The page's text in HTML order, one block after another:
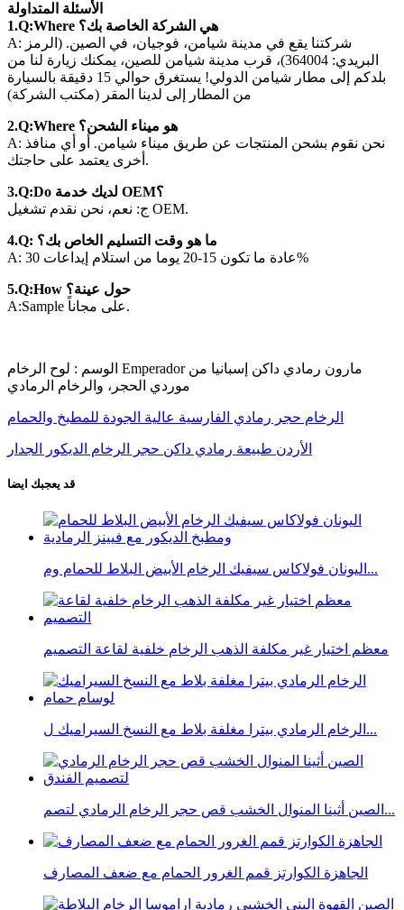
الأسئلة المتداولة
1.Q:Where هي الشركة الخاصة بك؟
A: شركتنا يقع في مدينة شيامن، فوجيان، في الصين. (الرمز
البريدي: 364004)، قرب مدينة شيامن للصين، يمكنك زيارة لنا من
بلدكم إلى مطار شيامن الدولي! يستغرق حوالي 15 دقيقة بالسيارة
من المطار إلى لدينا المقر (مكتب الشركة)
2.Q:Where هو ميناء الشحن؟
A: نحن نقوم بشحن المنتجات عن طريق ميناء شيامن. أو أي منافذ
أخرى يعتمد على حاجتك.
3.Q:Do لديك خدمة OEM؟
ج: نعم، نحن نقدم تشغيل OEM.
4.Q: ما هو وقت التسليم الخاص بك؟
A: عادة ما تكون 15-20 يوما من استلام إيداعات 30%
5.Q:How حول عينة؟
A:Sample على مجاناً.
الوسم : لوح الرخام Emperador مارون رمادي داكن إسبانيا من
موردي الحجر، والرخام الرمادي
الرخام حجر رمادي الفارسية عالية الجودة للمطبخ والحمام
الأردن طبيعة رمادي داكن حجر الرخام الديكور الجدار
قد يعجبك ايضا
اليونان فولاكاس سيفيك الرخام الأبيض البلاط للحمام وم...
معظم اختيار غير مكلفة الذهب الرخام خلفية لقاعة التصميم
الرخام الرمادي بيترا مغلفة بلاط مع النسخ السيراميك ل...
الصين أثينا المنوال الخشب قص حجر الرخام الرمادي لتصم...
الجاهزة الكوارتز قمم الغرور الحمام مع ضعف المصارف